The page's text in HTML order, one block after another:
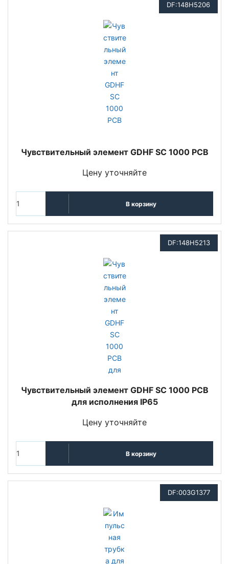
DF:148H5206
Чувствительный элемент GDHF SC 1000 PCB
Цену уточняйте
В корзину
DF:148H5213
Чувствительный элемент GDHF SC 1000 PCB
для исполнения IP65
Цену уточняйте
В корзину
DF:003G1377